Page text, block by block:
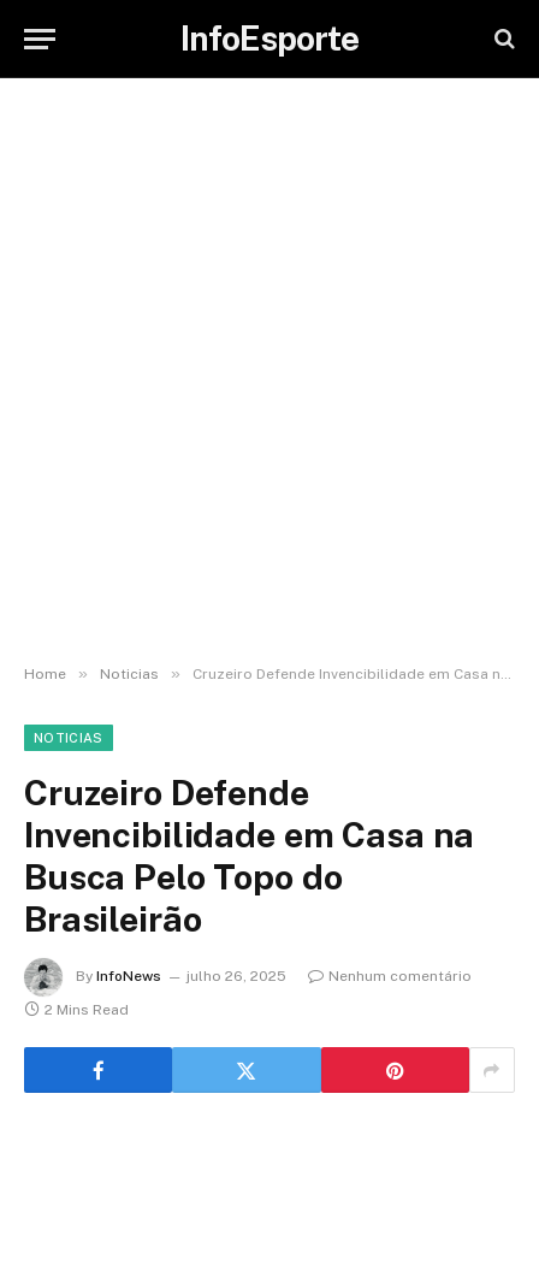
InfoEsporte
Home » Noticias » Cruzeiro Defende Invencibilidade em Casa na Busca Pelo Topo do Brasileirão
NOTICIAS
Cruzeiro Defende
Invencibilidade em Casa na
Busca Pelo Topo do
Brasileirão
By InfoNews julho 26, 2025
Nenhum comentário
2 Mins Read